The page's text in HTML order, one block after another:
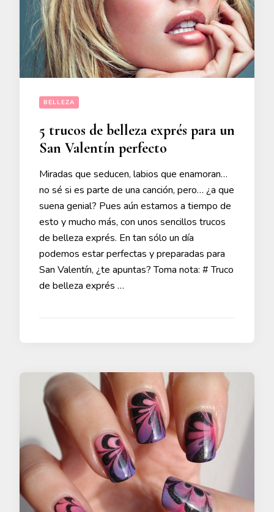
BELLEZA
5 trucos de belleza exprés para un
San Valentín perfecto
Miradas que seducen, labios que enamoran…
no sé si es parte de una canción, pero… ¿a que
suena genial? Pues aún estamos a tiempo de
esto y mucho más, con unos sencillos trucos
de belleza exprés. En tan sólo un día
podemos estar perfectas y preparadas para
San Valentín, ¿te apuntas? Toma nota: # Truco
de belleza exprés …